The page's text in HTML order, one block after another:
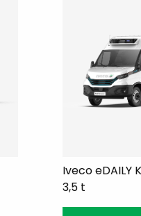
Iveco eDAILY Kastenwagen